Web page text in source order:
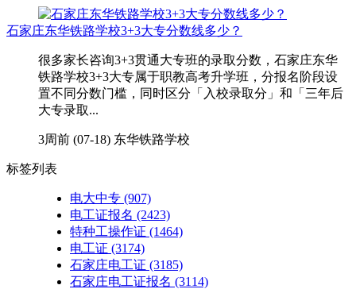
石家庄东华铁路学校3+3大专分数线多少？
很多家长咨询3+3贯通大专班的录取分数，石家庄东华
铁路学校3+3大专属于职教高考升学班，分报名阶段设
置不同分数门槛，同时区分「入校录取分」和「三年后
大专录取...
3周前 (07-18) 东华铁路学校
标签列表
电大中专 (907)
电工证报名 (2423)
特种工操作证 (1464)
电工证 (3174)
石家庄电工证 (3185)
石家庄电工证报名 (3114)